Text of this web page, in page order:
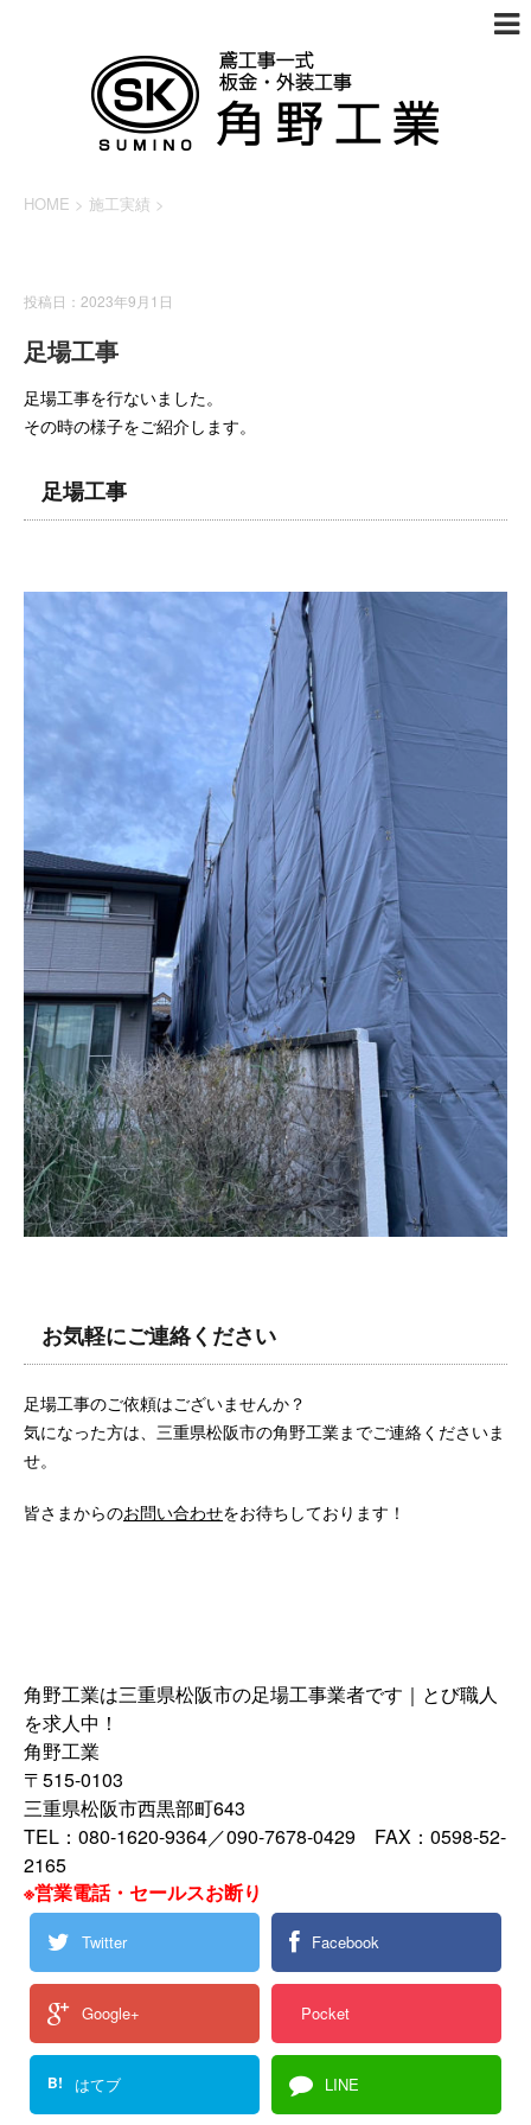
HOME > 施工実績 >
投稿日：2023年9月1日
足場工事
足場工事を行ないました。
その時の様子をご紹介します。
足場工事
お気軽にご連絡ください
足場工事のご依頼はございませんか？
気になった方は、三重県松阪市の角野工業までご連絡くださいま
せ。
皆さまからのお問い合わせをお待ちしております！
角野工業は三重県松阪市の足場工事業者です｜とび職人
を求人中！
角野工業
〒515-0103
三重県松阪市西黒部町643
TEL：080-1620-9364／090-7678-0429 FAX：0598-52-
2165
※営業電話・セールスお断り
Twitter Facebook
Google+ Pocket
B! はてブ LINE